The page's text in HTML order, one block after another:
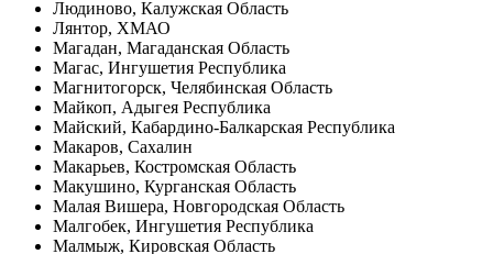
Людиново, Калужская Область
Лянтор, ХМАО
Магадан, Магаданская Область
Магас, Ингушетия Республика
Магнитогорск, Челябинская Область
Майкоп, Адыгея Республика
Майский, Кабардино-Балкарская Республика
Макаров, Сахалин
Макарьев, Костромская Область
Макушино, Курганская Область
Малая Вишера, Новгородская Область
Малгобек, Ингушетия Республика
Малмыж, Кировская Область